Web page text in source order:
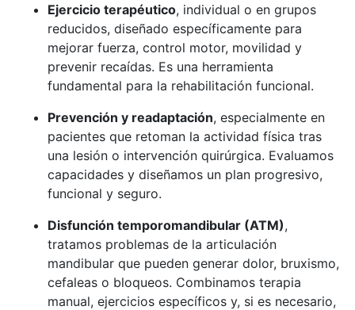
Ejercicio terapéutico, individual o en grupos
reducidos, diseñado específicamente para
mejorar fuerza, control motor, movilidad y
prevenir recaídas. Es una herramienta
fundamental para la rehabilitación funcional.
Prevención y readaptación, especialmente en
pacientes que retoman la actividad física tras
una lesión o intervención quirúrgica. Evaluamos
capacidades y diseñamos un plan progresivo,
funcional y seguro.
Disfunción temporomandibular (ATM),
tratamos problemas de la articulación
mandibular que pueden generar dolor, bruxismo,
cefaleas o bloqueos. Combinamos terapia
manual, ejercicios específicos y, si es necesario,